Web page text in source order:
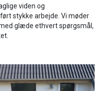
viden og
stykke arbejde. Vi møder
glæde ethvert spørgsmål,